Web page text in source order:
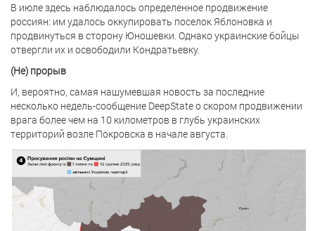
В июле здесь наблюдалось определенное продвижение
россиян: им удалось оккупировать поселок Яблоновка и
продвинуться в сторону Юношевки. Однако украинские бойцы
отвергли их и освободили Кондратьевку.
(Не) прорыв
И, вероятно, самая нашумевшая новость за последние
несколько недель-сообщение DeepState о скором продвижении
врага более чем на 10 километров в глубь украинских
территорий возле Покровска в начале августа.